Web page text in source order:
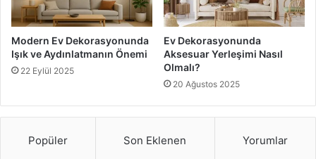
modern bir dokunuş sağlar.
Sonuç
Doğal malzemeler, sakin renk paletleri, açık alan
tasarımları ve bitkilerle evinizi daha yaşanabilir bir hale
getirebilirsiniz. Kendi zevklerinizi yansıtan kişisel
Modern Ev Dekorasyonunda
Işık ve Aydınlatmanın Önemi
22 Eylül 2025
Ev Dekorasyonunda
Aksesuar Yerleşimi Nasıl
Olmalı?
20 Ağustos 2025
Popüler Son Eklenen Yorumlar